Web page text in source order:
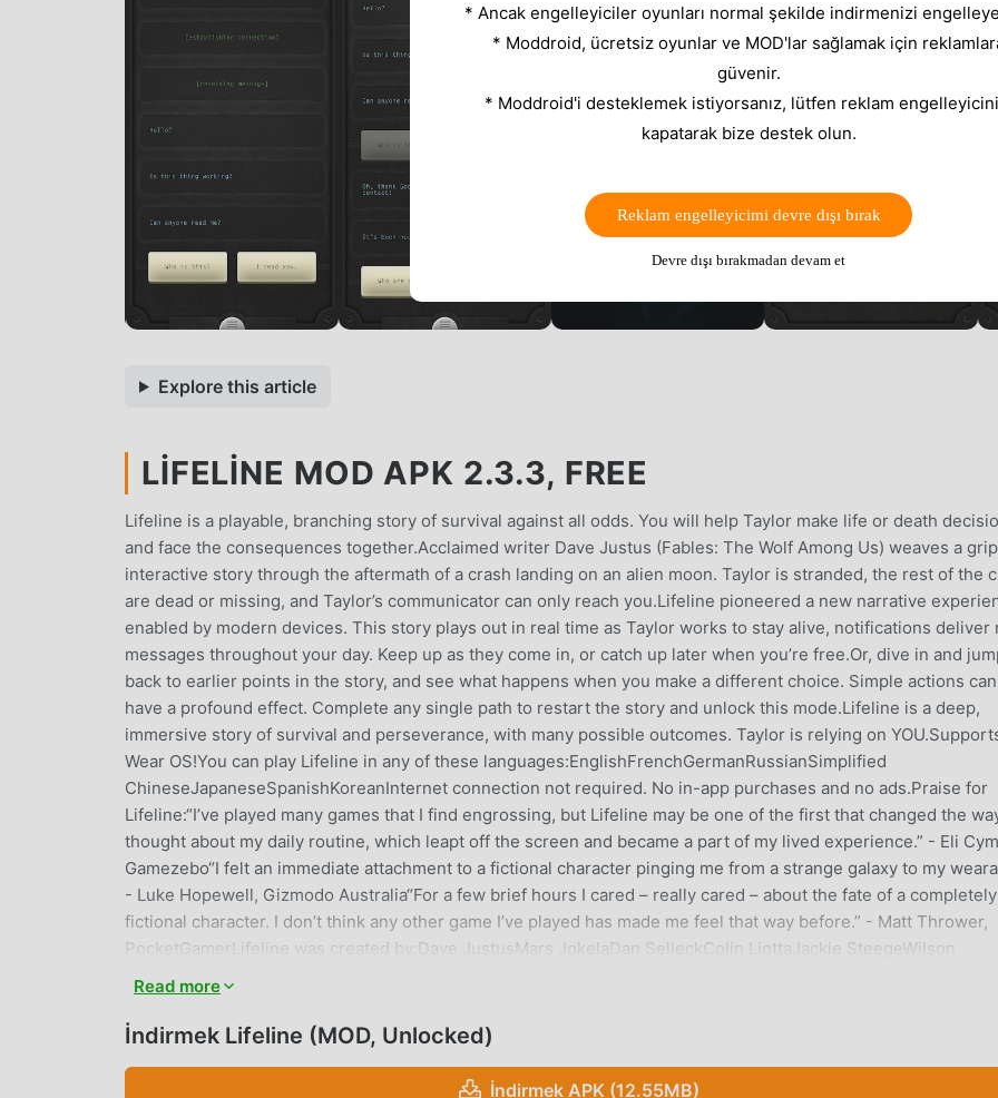
Explore this article
LIFELINE MOD APK 2.3.3, FREE
Lifeline is a playable, branching story of survival against all odds. You will help Taylor make life or death
and face the consequences together.Acclaimed writer Dave Justus (Fables: The Wolf Among Us) weaves a
interactive story through the aftermath of a crash landing on an alien moon. Taylor is stranded, the rest of the
are dead or missing, and Taylor’s communicator can only reach you.Lifeline pioneered a new narrative
enabled by modern devices. This story plays out in real time as Taylor works to stay alive, notifications deliver
messages throughout your day. Keep up as they come in, or catch up later when you’re free.Or, dive in and
back to earlier points in the story, and see what happens when you make a different choice. Simple actions can
have a profound effect. Complete any single path to restart the story and unlock this mode.Lifeline is a deep,
immersive story of survival and perseverance, with many possible outcomes. Taylor is relying on
Wear OS!You can play Lifeline in any of these languages:EnglishFrenchGermanRussianSimplified
ChineseJapaneseSpanishKoreanInternet connection not required. No in-app purchases and no ads.Praise for
Lifeline:“I’ve played many games that I find engrossing, but Lifeline may be one of the first that changed the
thought about my daily routine, which leapt off the screen and became a part of my lived experience.” - Eli
Gamezebo“I felt an immediate attachment to a fictional character pinging me from a strange galaxy to my
- Luke Hopewell, Gizmodo Australia“For a few brief hours I cared – really cared – about the fate of a completely
fictional character. I don’t think any other game I’ve played has made me feel that way before.” - Matt Thrower,
PocketGamerLifeline was created by:Dave JustusMars JokelaDan SelleckColin LiottaJackie SteegeWilson
LIFELINE GIRIŞ
Lifeline Son zamanlarda çok popüler bir adventure oyunu olarak, tüm dünyada adventure oyunlarını seven
Read more
İndirmek Lifeline (MOD, Unlocked)
İndirmek APK (12.55MB)
* Ancak engelleyiciler oyunları normal şekilde indirmenizi
* Moddroid, ücretsiz oyunlar ve MOD'lar sağlamak için
güvenir.
* Moddroid'i desteklemek istiyorsanız, lütfen reklam
kapatarak bize destek olun.
Reklam engelleyicimi devre dışı bırak
Devre dışı bırakmadan devam et